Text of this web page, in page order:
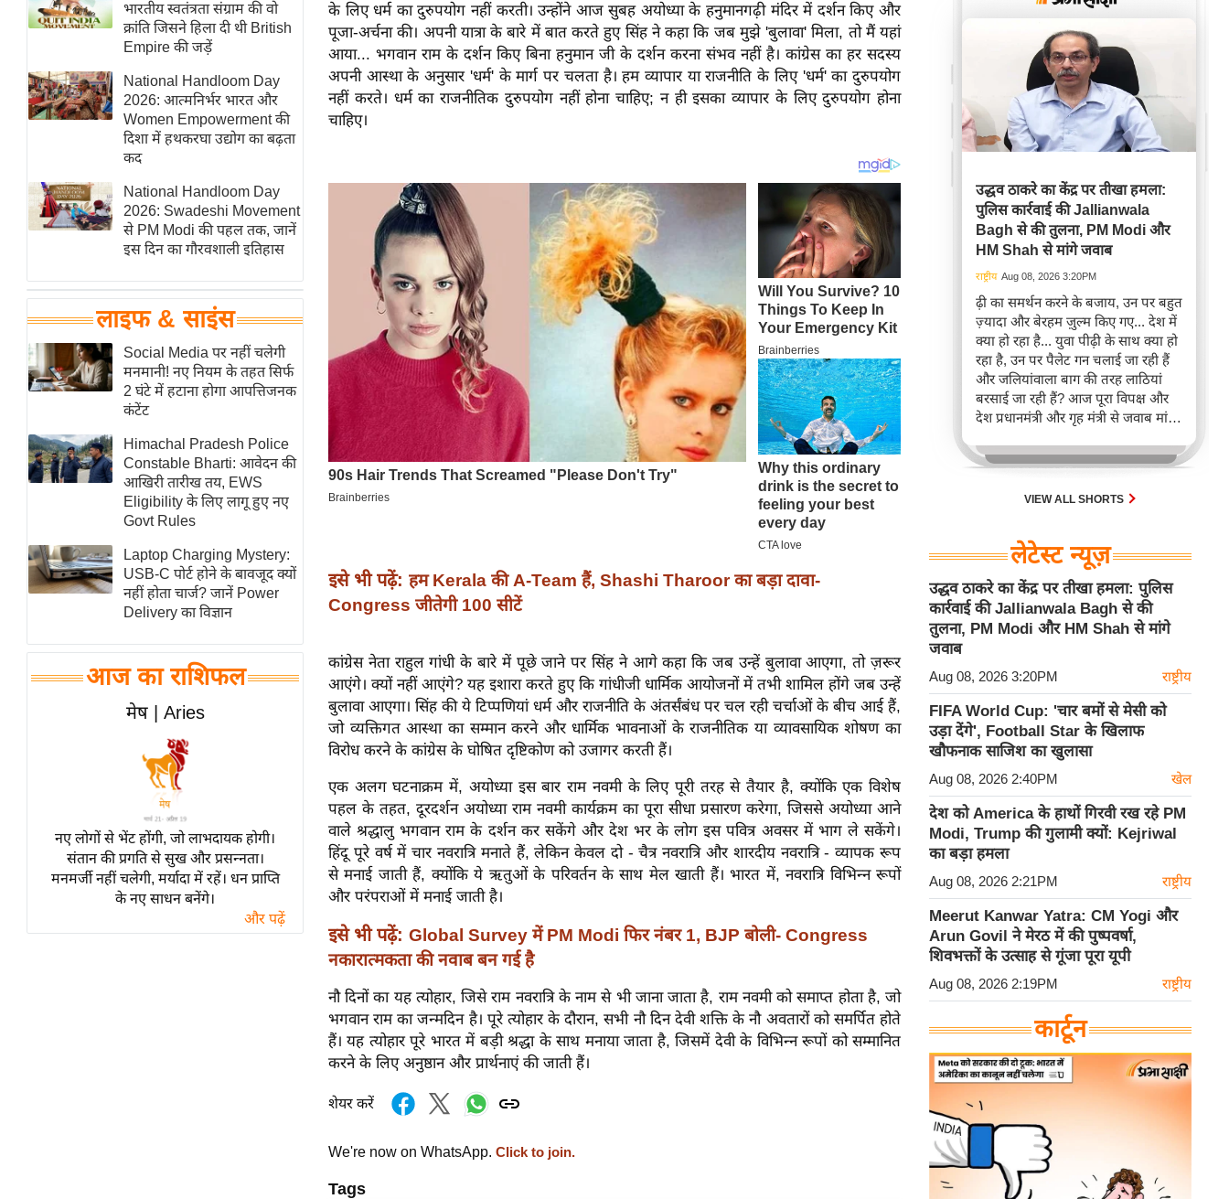
न्यूज ब्रीफ
मनोरंजन जगत
बॉलीवुड
हॉलीवुड
फिल्म समीक्षा
Breaking
News
लाइफस्टाइल
टेक्नॉलॉजी
घरेलू नुस्खे
पर्यटन स्थल
फिटनेस मंत्रा
रिलेशनशिप
राजनीति
विश्लेषण
समसामयिक
मातृभूमि
एम.
आर.
आई.
समीक्षा
धर्म
ज्योतिष
त्योहार
राशिफल
विशेष
भारतीय स्वतंत्रता संग्राम की वो
क्रांति जिसने हिला दी थी British
Empire की जड़ें
National Handloom Day
2026: आत्मनिर्भर भारत और
Women Empowerment की
दिशा में हथकरघा उद्योग का बढ़ता
कद
National Handloom Day
2026: Swadeshi Movement
से PM Modi की पहल तक, जानें
इस दिन का गौरवशाली इतिहास
लाइफ & साइंस
Social Media पर नहीं चलेगी
मनमानी! नए नियम के तहत सिर्फ
2 घंटे में हटाना होगा आपत्तिजनक
कंटेंट
Himachal Pradesh Police
Constable Bharti: आवेदन की
आखिरी तारीख तय, EWS
Eligibility के लिए लागू हुए नए
Govt Rules
Laptop Charging Mystery:
USB-C पोर्ट होने के बावजूद क्यों
नहीं होता चार्ज? जानें Power
Delivery का विज्ञान
आज का राशिफल
मेष | Aries
नए लोगों से भेंट होंगी, जो लाभदायक होगी।
संतान की प्रगति से सुख और प्रसन्नता।
मनमर्जी नहीं चलेगी, मर्यादा में रहें। धन प्राप्ति
के नए साधन बनेंगे।
और पढ़ें
के लिए धर्म का दुरुपयोग नहीं करती। उन्होंने आज सुबह अयोध्या के हनुमानगढ़ी मंदिर में दर्शन किए और
पूजा-अर्चना की। अपनी यात्रा के बारे में बात करते हुए सिंह ने कहा कि जब मुझे 'बुलावा' मिला, तो मैं यहां
आया... भगवान राम के दर्शन किए बिना हनुमान जी के दर्शन करना संभव नहीं है। कांग्रेस का हर सदस्य
अपनी आस्था के अनुसार 'धर्म' के मार्ग पर चलता है। हम व्यापार या राजनीति के लिए 'धर्म' का दुरुपयोग
नहीं करते। धर्म का राजनीतिक दुरुपयोग नहीं होना चाहिए; न ही इसका व्यापार के लिए दुरुपयोग होना
चाहिए।
इसे भी पढ़ें: हम Kerala की A-Team हैं, Shashi Tharoor का बड़ा दावा-
Congress जीतेगी 100 सीटें
कांग्रेस नेता राहुल गांधी के बारे में पूछे जाने पर सिंह ने आगे कहा कि जब उन्हें बुलावा आएगा, तो ज़रूर
आएंगे। क्यों नहीं आएंगे? यह इशारा करते हुए कि गांधीजी धार्मिक आयोजनों में तभी शामिल होंगे जब उन्हें
बुलावा आएगा। सिंह की ये टिप्पणियां धर्म और राजनीति के अंतर्संबंध पर चल रही चर्चाओं के बीच आई हैं,
जो व्यक्तिगत आस्था का सम्मान करने और धार्मिक भावनाओं के राजनीतिक या व्यावसायिक शोषण का
विरोध करने के कांग्रेस के घोषित दृष्टिकोण को उजागर करती हैं।
एक अलग घटनाक्रम में, अयोध्या इस बार राम नवमी के लिए पूरी तरह से तैयार है, क्योंकि एक विशेष
पहल के तहत, दूरदर्शन अयोध्या राम नवमी कार्यक्रम का पूरा सीधा प्रसारण करेगा, जिससे अयोध्या आने
वाले श्रद्धालु भगवान राम के दर्शन कर सकेंगे और देश भर के लोग इस पवित्र अवसर में भाग ले सकेंगे।
हिंदू पूरे वर्ष में चार नवरात्रि मनाते हैं, लेकिन केवल दो - चैत्र नवरात्रि और शारदीय नवरात्रि - व्यापक रूप
से मनाई जाती हैं, क्योंकि ये ऋतुओं के परिवर्तन के साथ मेल खाती हैं। भारत में, नवरात्रि विभिन्न रूपों
और परंपराओं में मनाई जाती है।
इसे भी पढ़ें: Global Survey में PM Modi फिर नंबर 1, BJP बोली- Congress
नकारात्मकता की नवाब बन गई है
नौ दिनों का यह त्योहार, जिसे राम नवरात्रि के नाम से भी जाना जाता है, राम नवमी को समाप्त होता है, जो
भगवान राम का जन्मदिन है। पूरे त्योहार के दौरान, सभी नौ दिन देवी शक्ति के नौ अवतारों को समर्पित होते
हैं। यह त्योहार पूरे भारत में बड़ी श्रद्धा के साथ मनाया जाता है, जिसमें देवी के विभिन्न रूपों को सम्मानित
करने के लिए अनुष्ठान और प्रार्थनाएं की जाती हैं।
शेयर करें
We're now on WhatsApp. Click to join.
Tags
उद्धव ठाकरे का केंद्र पर तीखा हमला:
पुलिस कार्रवाई की Jallianwala
Bagh से की तुलना, PM Modi और
HM Shah से मांगे जवाब
राष्ट्रीय Aug 08, 2026 3:20PM
ढ़ी का समर्थन करने के बजाय, उन पर बहुत
ज़्यादा और बेरहम ज़ुल्म किए गए... देश में
क्या हो रहा है... युवा पीढ़ी के साथ क्या हो
रहा है, उन पर पैलेट गन चलाई जा रही हैं
और जलियांवाला बाग की तरह लाठियां
बरसाई जा रही हैं? आज पूरा विपक्ष और
देश प्रधानमंत्री और गृह मंत्री से जवाब मांग
रहे हैं?' लेकिन, प्रधानमंत्री का बोलने का
नहीं है! पूरे सिस्टम को बदला जाना चाहिए।
VIEW ALL SHORTS
लेटेस्ट न्यूज़
उद्धव ठाकरे का केंद्र पर तीखा हमला: पुलिस
कार्रवाई की Jallianwala Bagh से की
तुलना, PM Modi और HM Shah से मांगे
जवाब
Aug 08, 2026 3:20PM राष्ट्रीय
FIFA World Cup: 'चार बमों से मेसी को
उड़ा देंगे', Football Star के खिलाफ
खौफनाक साजिश का खुलासा
Aug 08, 2026 2:40PM खेल
देश को America के हाथों गिरवी रख रहे PM
Modi, Trump की गुलामी क्यों: Kejriwal
का बड़ा हमला
Aug 08, 2026 2:21PM राष्ट्रीय
Meerut Kanwar Yatra: CM Yogi और
Arun Govil ने मेरठ में की पुष्पवर्षा,
शिवभक्तों के उत्साह से गूंजा पूरा यूपी
Aug 08, 2026 2:19PM राष्ट्रीय
कार्टून